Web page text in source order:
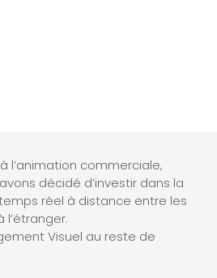
l’animation commerciale,
décidé d’investir dans la
réel à distance entre les
Visuel au reste de